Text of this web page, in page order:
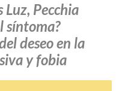
Luz, Pecchia
síntoma?
deseo en la
y fobia